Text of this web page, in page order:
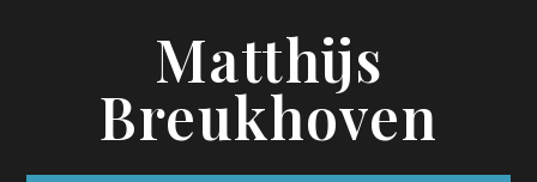
Matthijs
Breukhoven